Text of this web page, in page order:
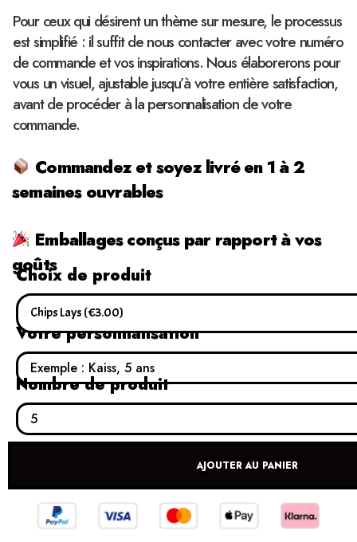
Pour ceux qui désirent un thème sur mesure, le processus
est simplifié : il suffit de nous contacter avec votre numéro
de commande et vos inspirations. Nous élaborerons pour
vous un visuel, ajustable jusqu’à votre entière satisfaction,
avant de procéder à la personnalisation de votre
commande.
Commandez et soyez livré en 1 à 2
semaines ouvrables
Emballages conçus par rapport à vos
goûts
Choix de produit
Votre personnalisation
Nombre de produit
AJOUTER AU PANIER